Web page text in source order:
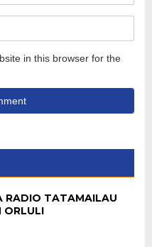
in this browser for the
RADIO TATAMAILAU
ORLULI